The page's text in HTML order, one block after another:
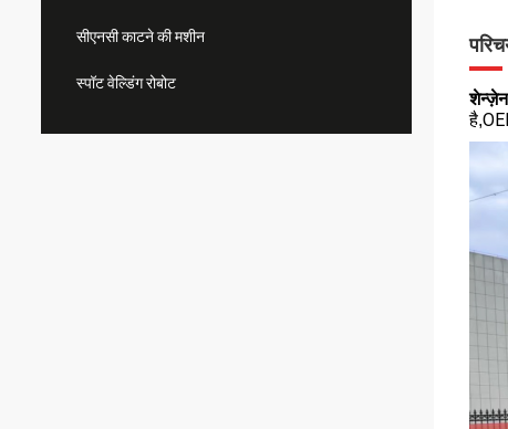
सीएनसी काटने की मशीन
स्पॉट वेल्डिंग रोबोट
शेन्ज़ेन
है,